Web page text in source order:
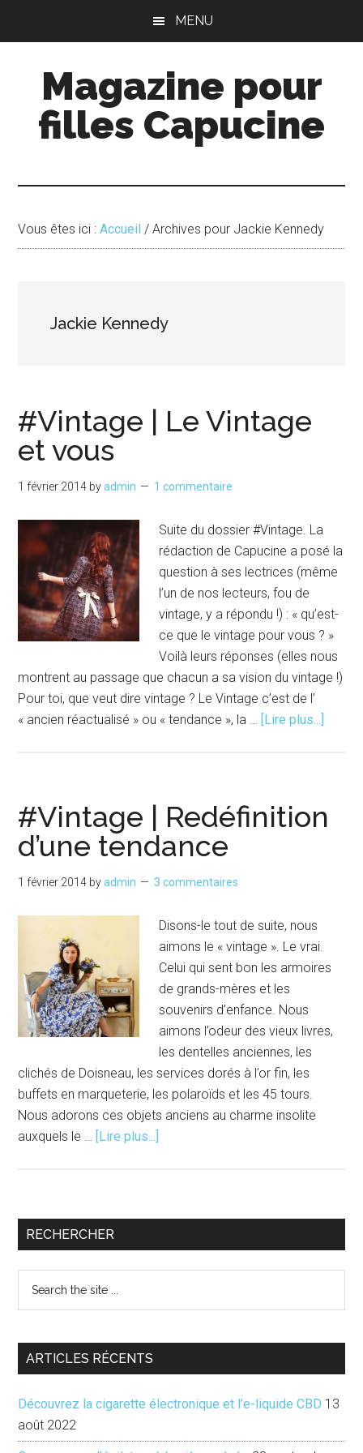
principal
principale
MENU
Magazine pour
filles Capucine
Vous êtes ici :Accueil / Archives pour Jackie Kennedy
Jackie Kennedy
#Vintage | Le Vintage
et vous
1 février 2014 byadmin 1 commentaire
Suite du dossier #Vintage. La
rédaction de Capucine a posé la
question à ses lectrices (même
l’un de nos lecteurs, fou de
vintage, y a répondu !) : « qu’est-
ce que le vintage pour vous ? »
Voilà leurs réponses (elles nous
montrent au passage que chacun a sa vision du vintage !)
Pour toi, que veut dire vintage ? Le Vintage c’est de l’
« ancien réactualisé » ou « tendance », la … [Lire plus...]
et
#Vintage | Redéfinition
d’une tendance
1 février 2014 byadmin 3 commentaires
Disons-le tout de suite, nous
aimons le « vintage ». Le vrai.
Celui qui sent bon les armoires
de grands-mères et les
souvenirs d’enfance. Nous
aimons l’odeur des vieux livres,
les dentelles anciennes, les
clichés de Doisneau, les services dorés à l’or fin, les
buffets en marqueterie, les polaroïds et les 45 tours.
Nous adorons ces objets anciens au charme insolite
auxquels le … [Lire plus...]
d’une
Barre
principale
RECHERCHER
...
ARTICLES RÉCENTS
Découvrez la cigarette électronique et l’e-liquide CBD 13
août 2022